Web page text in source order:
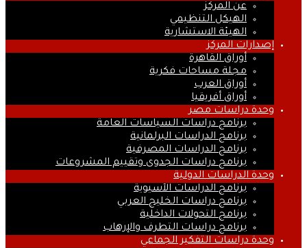
عن المركز
الهيكل التنظيمي
الهيئة الاستشارية
إصدارات المركز
أوراق القاهرة
مجلة مساحات فكرية
أوراق العرب
أوراق أفريقيا
وحدة دراسات مصر
برنامج دراسات السياسات العامة
برنامج الدراسات البرلمانية
برنامج الدراسات المصرفية
برنامج دراسات الجدوى وتقييم المشروعات
وحدة الدراسات الدولية
برنامج الدراسات الآسيوية
برنامج دراسات الخليج العربي
برنامج التحولات الداخلية
برنامج دراسات التطرف والإرهاب
وحدة دراسات التفكير الجماعي